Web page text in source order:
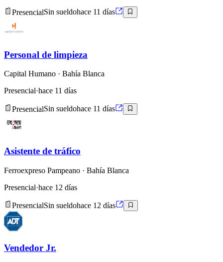
PresencialSin sueldohace 11 días
Personal de limpieza
Capital Humano · Bahía Blanca
Presencial·hace 11 días
PresencialSin sueldohace 11 días
Asistente de tráfico
Ferroexpreso Pampeano · Bahía Blanca
Presencial·hace 12 días
PresencialSin sueldohace 12 días
Vendedor Jr.